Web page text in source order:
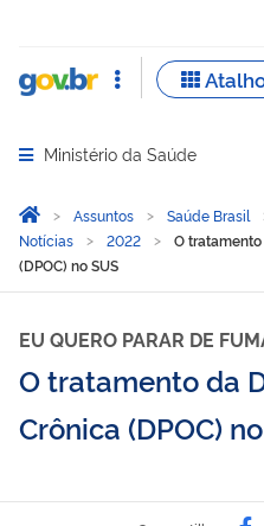
Abrir menu principal de
Ministério da Saúde
Você está aqui:
Página Inicial
Assuntos Saúde Brasil
Notícias
2022
O
(DPOC) no SUS
EU QUERO PARAR DE
O tratamento da
Crônica (DPOC)